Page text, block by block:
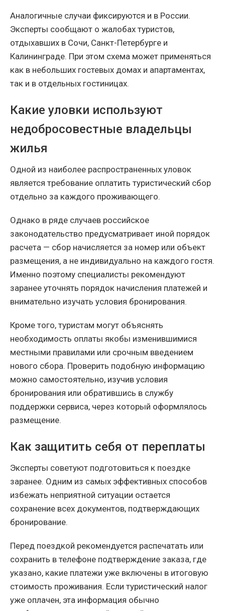
Аналогичные случаи фиксируются и в России.
Эксперты сообщают о жалобах туристов,
отдыхавших в Сочи, Санкт-Петербурге и
Калининграде. При этом схема может применяться
как в небольших гостевых домах и апартаментах,
так и в отдельных гостиницах.
Какие уловки используют
недобросовестные владельцы
жилья
Одной из наиболее распространенных уловок
является требование оплатить туристический сбор
отдельно за каждого проживающего.
Однако в ряде случаев российское
законодательство предусматривает иной порядок
расчета — сбор начисляется за номер или объект
размещения, а не индивидуально на каждого гостя.
Именно поэтому специалисты рекомендуют
заранее уточнять порядок начисления платежей и
внимательно изучать условия бронирования.
Кроме того, туристам могут объяснять
необходимость оплаты якобы изменившимися
местными правилами или срочным введением
нового сбора. Проверить подобную информацию
можно самостоятельно, изучив условия
бронирования или обратившись в службу
поддержки сервиса, через который оформлялось
размещение.
Как защитить себя от переплаты
Эксперты советуют подготовиться к поездке
заранее. Одним из самых эффективных способов
избежать неприятной ситуации остается
сохранение всех документов, подтверждающих
бронирование.
Перед поездкой рекомендуется распечатать или
сохранить в телефоне подтверждение заказа, где
указано, какие платежи уже включены в итоговую
стоимость проживания. Если туристический налог
уже оплачен, эта информация обычно